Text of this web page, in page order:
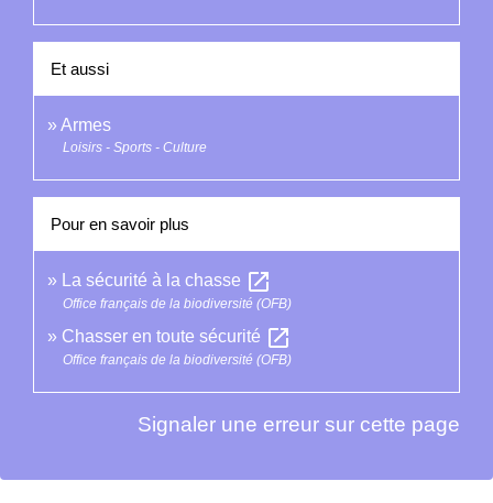
Et aussi
Armes
Loisirs - Sports - Culture
Pour en savoir plus
La sécurité à la chasse open_in_new
Office français de la biodiversité (OFB)
Chasser en toute sécurité open_in_new
Office français de la biodiversité (OFB)
Signaler une erreur sur cette page